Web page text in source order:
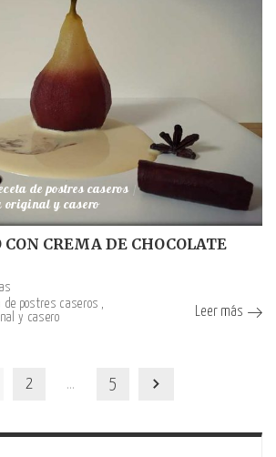
de postres caseros
original y casero
CREMA DE CHOCOLATE
de postres caseros
y casero
Leer más
2 … 5